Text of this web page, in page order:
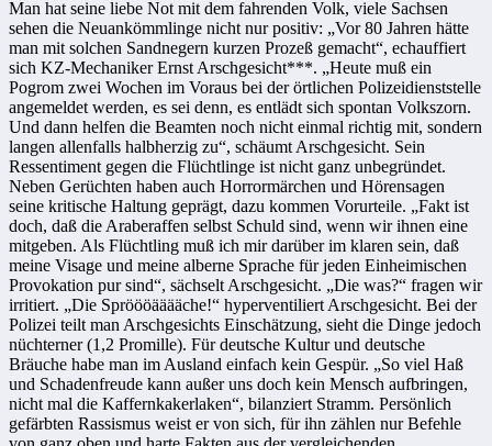
Man hat seine liebe Not mit dem fahrenden Volk, viele Sachsen
sehen die Neuankömmlinge nicht nur positiv: „Vor 80 Jahren hätte
man mit solchen Sandnegern kurzen Prozeß gemacht“, echauffiert
sich KZ-Mechaniker Ernst Arschgesicht***. „Heute muß ein
Pogrom zwei Wochen im Voraus bei der örtlichen Polizeidienststelle
angemeldet werden, es sei denn, es entlädt sich spontan Volkszorn.
Und dann helfen die Beamten noch nicht einmal richtig mit, sondern
langen allenfalls halbherzig zu“, schäumt Arschgesicht. Sein
Ressentiment gegen die Flüchtlinge ist nicht ganz unbegründet.
Neben Gerüchten haben auch Horrormärchen und Hörensagen
seine kritische Haltung geprägt, dazu kommen Vorurteile. „Fakt ist
doch, daß die Araberaffen selbst Schuld sind, wenn wir ihnen eine
mitgeben. Als Flüchtling muß ich mir darüber im klaren sein, daß
meine Visage und meine alberne Sprache für jeden Einheimischen
Provokation pur sind“, sächselt Arschgesicht. „Die was?“ fragen wir
irritiert. „Die Spröööääääche!“ hyperventiliert Arschgesicht. Bei der
Polizei teilt man Arschgesichts Einschätzung, sieht die Dinge jedoch
nüchterner (1,2 Promille). Für deutsche Kultur und deutsche
Bräuche habe man im Ausland einfach kein Gespür. „So viel Haß
und Schadenfreude kann außer uns doch kein Mensch aufbringen,
nicht mal die Kaffernkakerlaken“, bilanziert Stramm. Persönlich
gefärbten Rassismus weist er von sich, für ihn zählen nur Befehle